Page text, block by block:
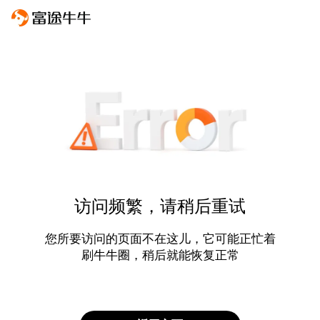
访问频繁，请稍后重试
您所要访问的页面不在这儿，它可能正忙着
刷牛牛圈，稍后就能恢复正常